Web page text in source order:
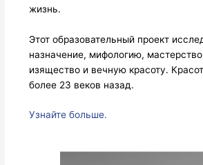
жизнь.
Этот образовательный проект
назначение, мифологию,
изящество и вечную красоту.
более 23 веков назад.
Узнайте больше.